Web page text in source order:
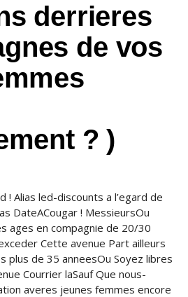
derrieres
de vos
? )
! Alias led-discounts a l’egard de
DateACougar ! MessieursOu
ages en compagnie de 20/30
Cette avenue Part ailleurs
plus de 35 anneesOu Soyez libres
Courrier laSauf Que nous-
averes jeunes femmes encore